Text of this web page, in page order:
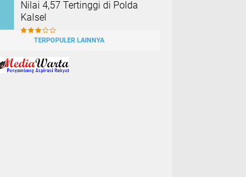
Nilai 4,57 Tertinggi di Polda
Kalsel
TERPOPULER LAINNYA